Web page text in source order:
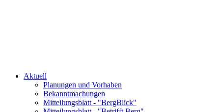
Aktuell
Planungen und Vorhaben
Bekanntmachungen
Mitteilungsblatt - "BergBlick"